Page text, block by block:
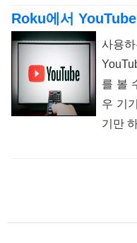
Roku에서
사용
를 볼
우 기
기만